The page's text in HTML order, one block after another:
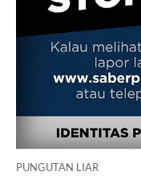
PUNGUTAN LIAR